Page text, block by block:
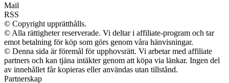
Mail
RSS
© Copyright upprätthålls.
© Alla rättigheter reserverade. Vi deltar i affiliate-program och tar
emot betalning för köp som görs genom våra hänvisningar.
© Denna sida är föremål för upphovsrätt. Vi arbetar med affiliate
partners och kan tjäna intäkter genom att köpa via länkar. Ingen del
av innehållet får kopieras eller användas utan tillstånd.
Partnerskap